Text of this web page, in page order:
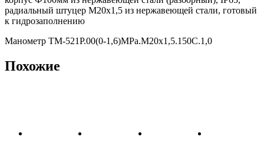
радиальный штуцер М20х1,5 из нержавеющей стали, готовый
к гидрозаполнению
Манометр ТМ-521Р.00(0-1,6)MPa.М20х1,5.150С.1,0
Похожие